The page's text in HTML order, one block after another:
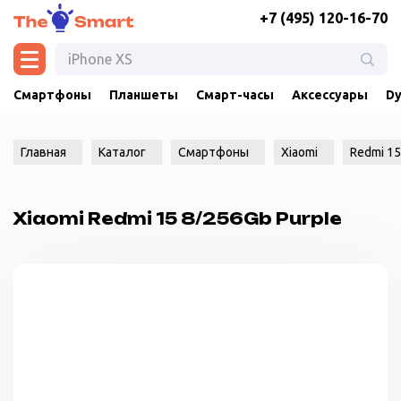
+7 (495) 120-16-70
Смартфоны Планшеты Смарт-часы Аксессуары
Главная Каталог Смартфоны Xiaomi Redmi 15
Xiaomi Redmi 15 8/256Gb Purple